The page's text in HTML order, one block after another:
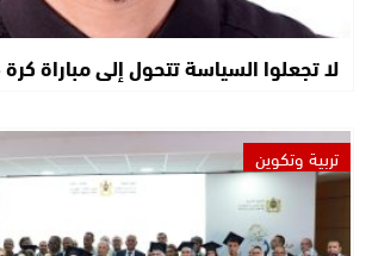
لا تجعلوا السياسة تتحول إلى مباراة
تربية وتكوين